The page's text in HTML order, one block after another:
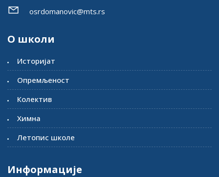
osrdomanovic@mts.rs
О школи
Историјат
Опремљеност
Колектив
Химна
Летопис школе
Информације